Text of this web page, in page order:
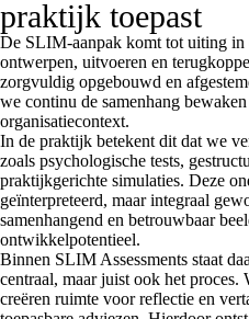
praktijk toepast
De SLIM-aanpak komt tot uiting in
ontwerpen, uitvoeren en
zorgvuldig opgebouwd en
we continu de samenhang
organisatiecontext.
In de praktijk betekent dit dat we
zoals psychologische tests,
praktijkgerichte simulaties. Deze
geïnterpreteerd, maar integraal
samenhangend en betrouwbaar
ontwikkelpotentieel.
Binnen SLIM Assessments staat
centraal, maar juist ook het proces.
creëren ruimte voor reflectie en